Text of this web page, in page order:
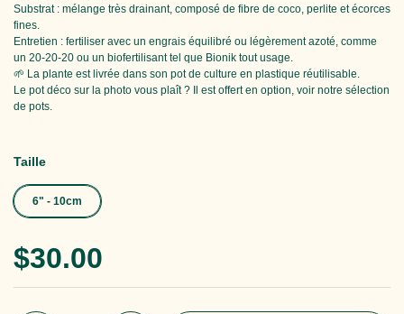
Substrat : mélange très drainant, composé de fibre de coco, perlite et écorces
fines.
Entretien : fertiliser avec un engrais équilibré ou légèrement azoté, comme
un 20-20-20 ou un biofertilisant tel que Bionik tout usage.
🌱 La plante est livrée dans son pot de culture en plastique réutilisable.
Le pot déco sur la photo vous plaît ? Il est offert en option, voir notre sélection
de pots.​​​​​​​​​​​​​​​​
Taille
6" - 10cm
Prix régulier
$30.00